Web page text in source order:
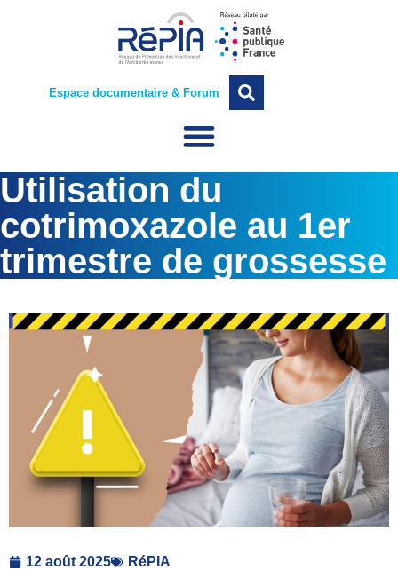
Espace documentaire & Forum
Utilisation du
cotrimoxazole au 1er
trimestre de grossesse
12 août 2025 RéPIA